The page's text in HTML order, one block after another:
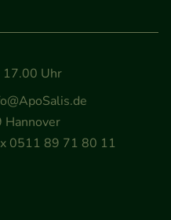
dass Daten hierfür
17.00 Uhr
Hannover
0511 89 71 80 11